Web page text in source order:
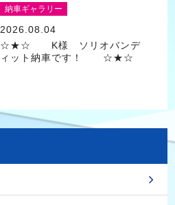
納車ギャラリー
2026.08.04
☆★☆ K様 ソリオバンデ
ィット納車です！ ☆★☆